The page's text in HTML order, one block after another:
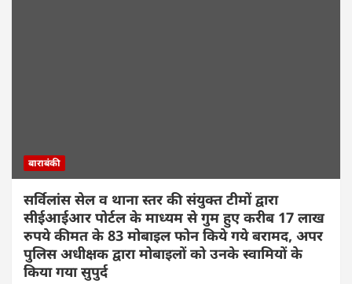
बाराबंकी
सर्विलांस सेल व थाना स्तर की संयुक्त टीमों द्वारा
सीईआईआर पोर्टल के माध्यम से गुम हुए करीब 17 लाख
रुपये कीमत के 83 मोबाइल फोन किये गये बरामद, अपर
पुलिस अधीक्षक द्वारा मोबाइलों को उनके स्वामियों के
किया गया सुपुर्द